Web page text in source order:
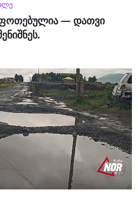
— დათვი